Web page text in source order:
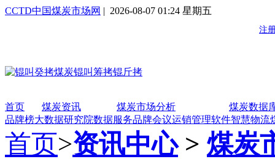
CCTD中国煤炭市场网 | 2026-08-07 01:24 星期五
首页 煤炭资讯 煤炭市场分析
煤炭数据
品牌榜大数据研究院数据服务品牌会议运销管理软件智慧物流
首页>资讯中心> 煤炭